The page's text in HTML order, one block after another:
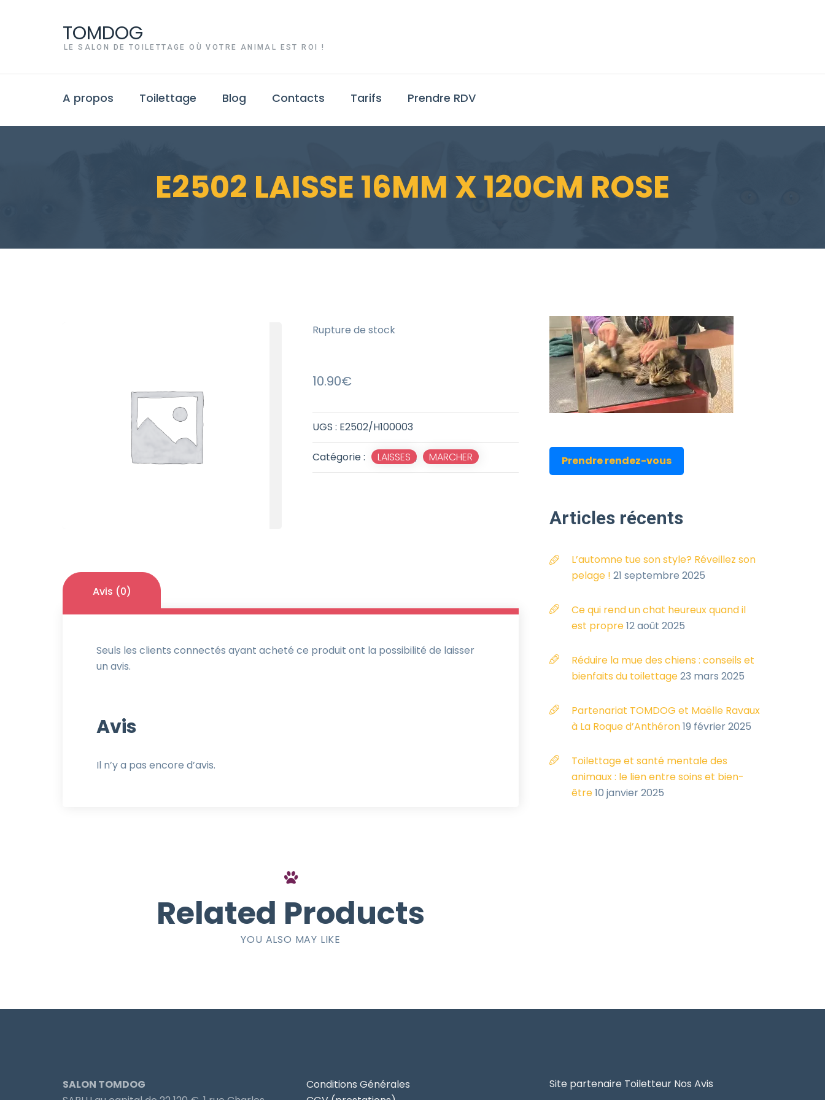
TOMDOG
LE SALON DE TOILETTAGE OÙ VOTRE ANIMAL EST ROI !
A propos Toilettage Blog Contacts Tarifs Prendre RDV
E2502 LAISSE 16MM X 120CM ROSE
UGS : E2502/H100003
Catégorie : LAISSES , MARCHER
10.90€
Rupture de stock
Avis (0)
Avis
Il n’y a pas encore d’avis.
Seuls les clients connectés ayant acheté ce produit ont la possibilité de laisser
un avis.
Related Products
YOU ALSO MAY LIKE
Prendre rendez-vous
Articles récents
L’automne tue son style? Réveillez son
pelage ! 21 septembre 2025
Ce qui rend un chat heureux quand il
est propre12 août 2025
Réduire la mue des chiens : conseils et
bienfaits du toilettage23 mars 2025
Partenariat TOMDOG et Maëlle Ravaux
à La Roque d’Anthéron19 février 2025
Toilettage et santé mentale des
animaux : le lien entre soins et bien-
être10 janvier 2025
SALON TOMDOG
Conditions Générales
Site partenaire Toiletteur Nos Avis